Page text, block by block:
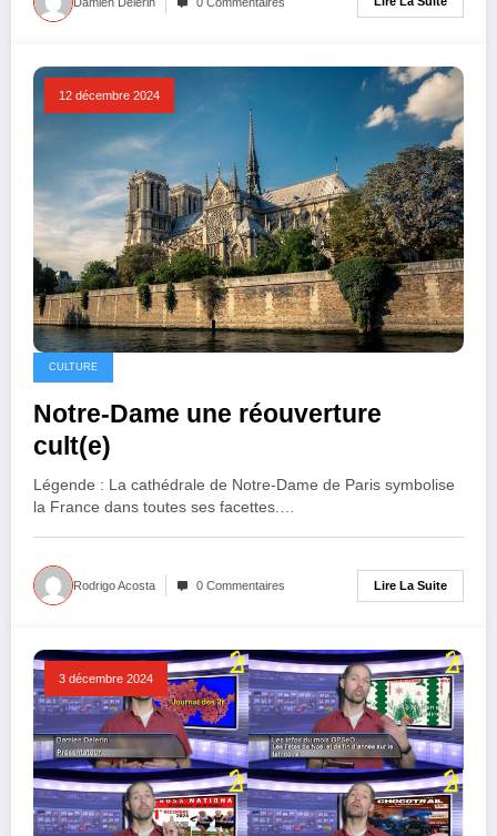
12 décembre 2024
CULTURE
Notre-Dame une réouverture
cult(e)
Légende : La cathédrale de Notre-Dame de Paris symbolise
la France dans toutes ses facettes.…
Rodrigo Acosta 0 Commentaires Lire La Suite
3 décembre 2024